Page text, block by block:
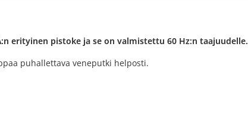
erityinen pistoke ja se on valmistettu 60 Hz:n taajuudelle.
puhallettava veneputki helposti.